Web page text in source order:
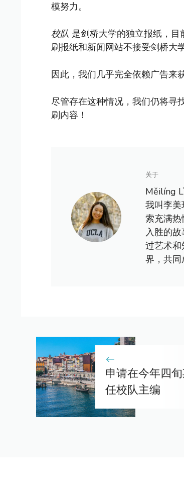
模努力。
校队 是剑桥大学的独立报纸，
刷报纸和新闻网站不接受剑桥大
因此，我们几乎完全依赖广告来
尽管存在这种情况，我们仍将寻
刷内容！
关于
Měilíng
我叫李
索充满
入胜的
过艺术
界，共同
申请在今年四
任校队主编